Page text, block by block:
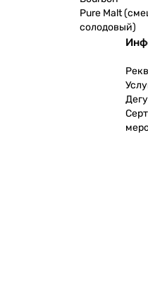
Pure Malt
солодовый)